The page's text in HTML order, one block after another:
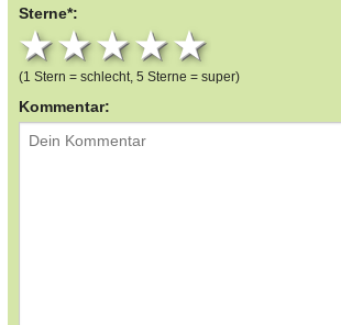
Sterne*:
4 stars
3 stars
2 stars
1 star
(1 Stern = schlecht, 5 Sterne = super)
Kommentar: